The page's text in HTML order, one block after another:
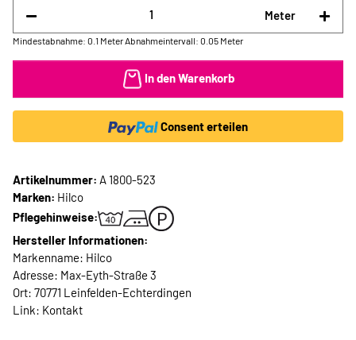
Meter
Mindestabnahme: 0.1 Meter Abnahmeintervall: 0.05 Meter
In den Warenkorb
Consent erteilen
Artikelnummer: A 1800-523
Marken: Hilco
Pflegehinweise:
Hersteller Informationen:
Markenname: Hilco
Adresse: Max-Eyth-Straße 3
Ort: 70771 Leinfelden-Echterdingen
Link: Kontakt